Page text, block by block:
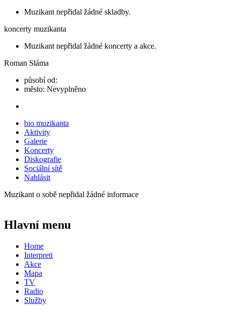
Muzikant nepřidal žádné skladby.
koncerty muzikanta
Muzikant nepřidal žádné koncerty a akce.
Roman Sláma
působí od:
město: Nevyplněno
bio muzikanta
Aktivity
Galerie
Koncerty
Diskografie
Sociální sítě
Nahlásit
Muzikant o sobě nepřidal žádné informace
Hlavní menu
Home
Interpreti
Akce
Mapa
TV
Radio
Služby